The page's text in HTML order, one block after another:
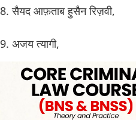
8. सैयद आफ़ताब हुसैन रिज़वी,
9. अजय त्यागी,